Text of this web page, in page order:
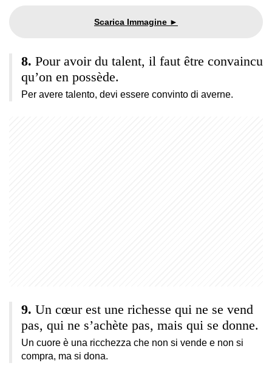
Pour avoir du talent, il faut être convaincu
qu’on en possède.
Per avere talento, devi essere convinto di averne.
Un cœur est une richesse qui ne se vend
pas, qui ne s’achète pas, mais qui se donne.
Un cuore è una ricchezza che non si vende e non si
compra, ma si dona.